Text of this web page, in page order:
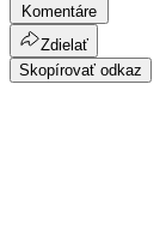
Komentáre
Zdielať
Skopírovať odkaz